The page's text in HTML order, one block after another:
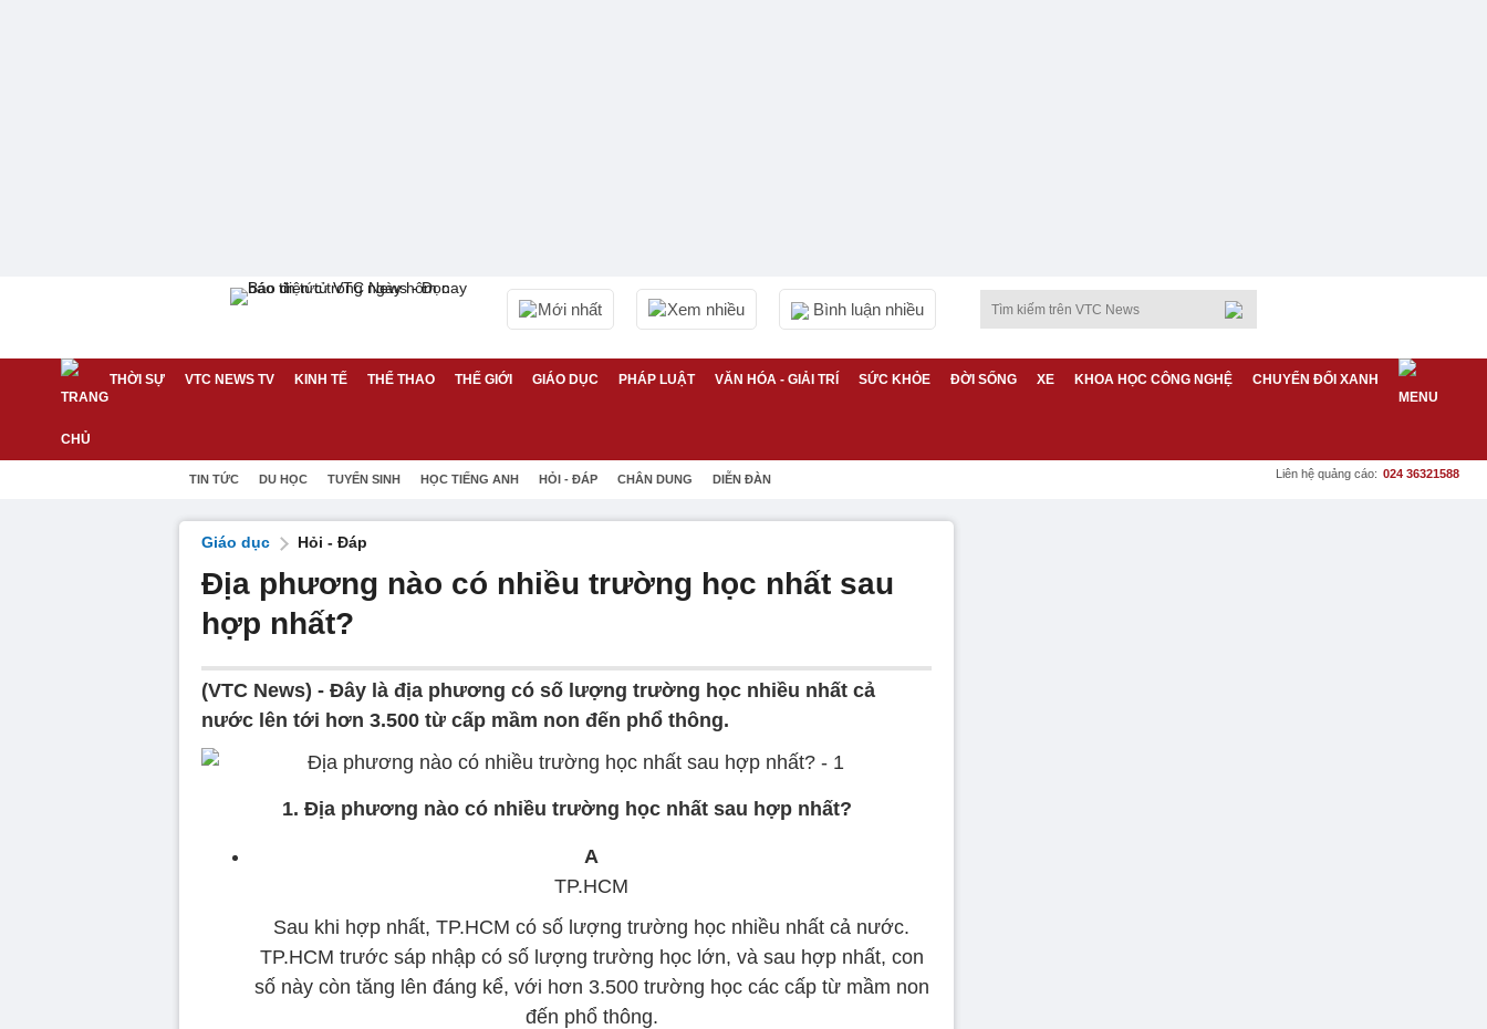
Mới nhất Xem nhiều Bình luận nhiều
THỜI SỰ VTC NEWS TV KINH TẾ THỂ THAO THẾ GIỚI GIÁO DỤC PHÁP LUẬT VĂN HÓA - GIẢI TRÍ SỨC KHỎE ĐỜI SỐNG XE KHOA HỌC CÔNG NGHỆ CHUYỂN ĐỔI XANH
TIN TỨC DU HỌC TUYỂN SINH HỌC TIẾNG ANH HỎI - ĐÁP CHÂN DUNG DIỄN ĐÀN Liên hệ quảng cáo: 024 36321588
Giáo dục Hỏi - Đáp
Địa phương nào có nhiều trường học nhất sau
hợp nhất?
(VTC News) - Đây là địa phương có số lượng trường học nhiều nhất cả
nước lên tới hơn 3.500 từ cấp mầm non đến phổ thông.
1. Địa phương nào có nhiều trường học nhất sau hợp nhất?
A
TP.HCM
Sau khi hợp nhất, TP.HCM có số lượng trường học nhiều nhất cả nước.
TP.HCM trước sáp nhập có số lượng trường học lớn, và sau hợp nhất, con
số này còn tăng lên đáng kể, với hơn 3.500 trường học các cấp từ mầm non
đến phổ thông.